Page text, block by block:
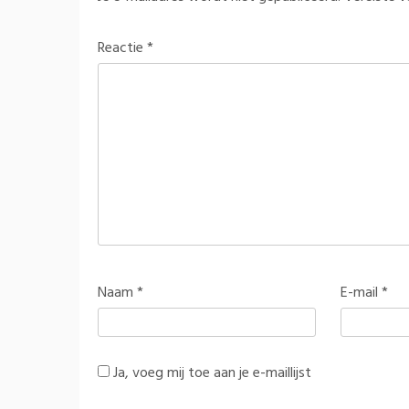
Reactie*
Naam* E-mail*
Ja, voeg mij toe aan je e-maillijst